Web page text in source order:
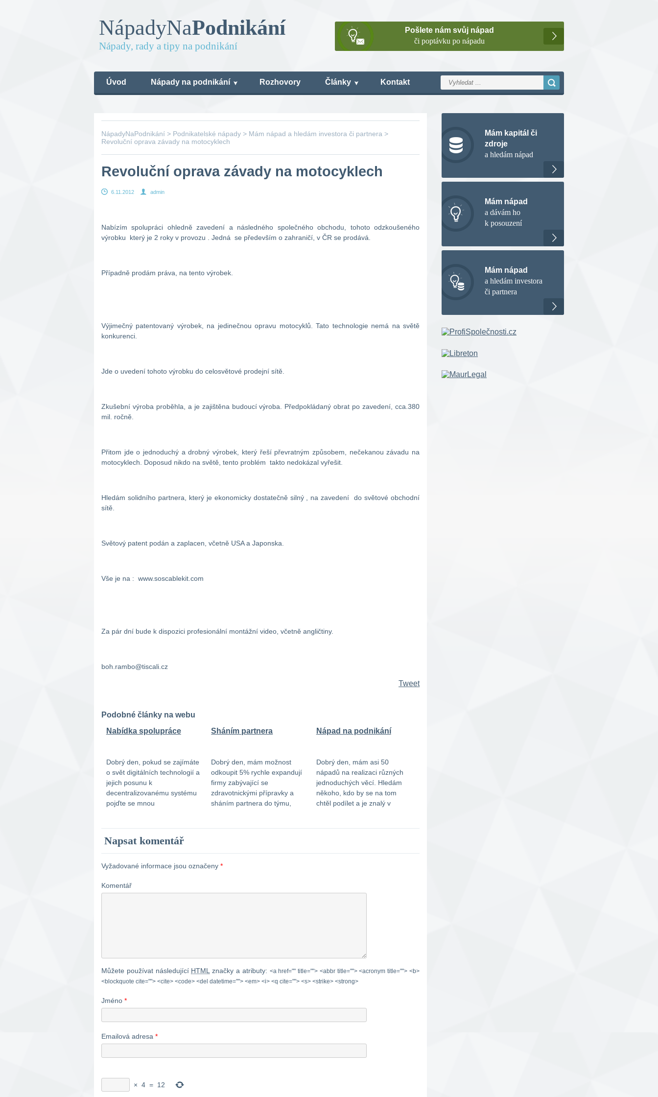
NápadyNaPodnikání
Nápady, rady a tipy na podnikání
Pošlete nám svůj nápad
či poptávku po nápadu
Úvod Nápady na podnikání Rozhovory Články Kontakt
NápadyNaPodnikání > Podnikatelské nápady > Mám nápad a hledám investora či partnera >
Revoluční oprava závady na motocyklech
Revoluční oprava závady na motocyklech
6.11.2012 admin
Nabízím spolupráci ohledně zavedení a následného společného obchodu, tohoto odzkoušeného
výrobku který je 2 roky v provozu . Jedná se především o zahraničí, v ČR se prodává.
Případně prodám práva, na tento výrobek.
Výjimečný patentovaný výrobek, na jedinečnou opravu motocyklů. Tato technologie nemá na světě
konkurenci.
Jde o uvedení tohoto výrobku do celosvětové prodejní sítě.
Zkušební výroba proběhla, a je zajištěna budoucí výroba. Předpokládaný obrat po zavedení, cca.380
mil. ročně.
Přitom jde o jednoduchý a drobný výrobek, který řeší převratným způsobem, nečekanou závadu na
motocyklech. Doposud nikdo na světě, tento problém takto nedokázal vyřešit.
Hledám solidního partnera, který je ekonomicky dostatečně silný , na zavedení do světové obchodní
sítě.
Světový patent podán a zaplacen, včetně USA a Japonska.
Vše je na : www.soscablekit.com
Za pár dní bude k dispozici profesionální montážní video, včetně angličtiny.
boh.rambo@tiscali.cz
Tweet
Podobné články na webu
Nabídka spolupráce
Dobrý den, pokud se zajímáte
o svět digitálních technologií a
jejich posunu k
decentralizovanému systému
pojďte se mnou
celoevropsky. Hledám
obchodního partnera, který by
vše podpořil finančně. Veškeré
centrály, zde jde o zázemí,
propagaci a budouvání
Sháním partnera
Dobrý den, mám možnost
odkoupit 5% rychle expandují
firmy zabývající se
zdravotnickými přípravky a
sháním partnera do týmu,
Děkuji.
Nápad na podnikání
Dobrý den, mám asi 50
nápadů na realizaci různých
jednoduchých věcí. Hledám
někoho, kdo by se na tom
chtěl podílet a je znalý v
zpracovali. Já poskytnu nápad
nabízíte. Tel. […]
Napsat komentář
Vyžadované informace jsou označeny *
Komentář
Můžete používat následující HTML značky a atributy: <a href="" title=""> <abbr title=""> <acronym title=""> <b>
<blockquote cite=""> <cite> <code> <del datetime=""> <em> <i> <q cite=""> <s> <strike> <strong>
Jméno *
Emailová adresa *
× 4 = 12
Mám kapitál či
zdroje
a hledám nápad
Mám nápad
a dávám ho
k posouzení
Mám nápad
a hledám investora
či partnera